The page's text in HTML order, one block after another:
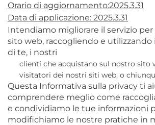
Prodotti
Contattaci
Orario di aggiornamento:2025.3.31
Data di applicazione: 2025.3.31
Intendiamo migliorare il servizio
sito web, raccogliendo e utilizzando
di te, i nostri
clienti che acquistano sul nostro sito
visitatori dei nostri siti web, o
Questa Informativa sulla privacy ti
comprendere meglio come
e condividiamo le tue informazioni
modifichiamo le nostre pratiche in